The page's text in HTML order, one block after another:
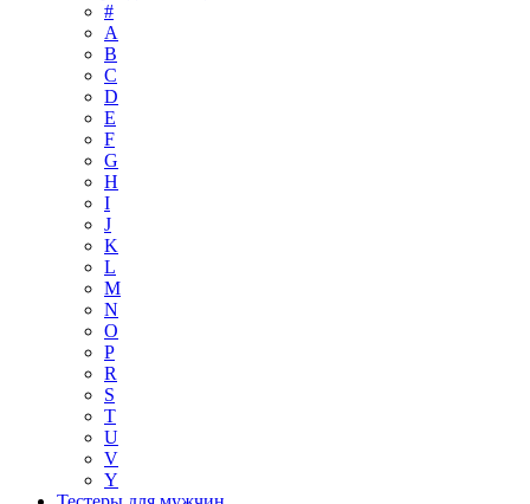
#
A
B
C
D
E
F
G
H
I
J
K
L
M
N
O
P
R
S
T
U
V
Y